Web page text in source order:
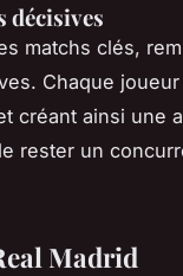
décisives
matchs clés,
Chaque
créant ainsi une
rester un
Madrid